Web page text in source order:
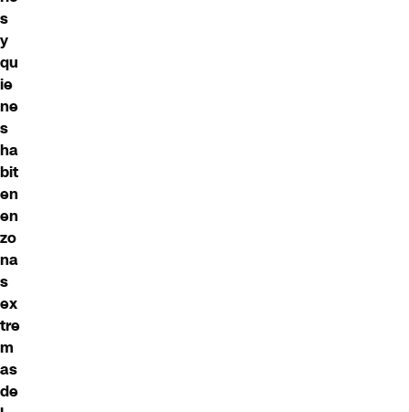
s
y
qu
ie
ne
s
ha
bit
en
en
zo
na
s
ex
tre
m
as
de